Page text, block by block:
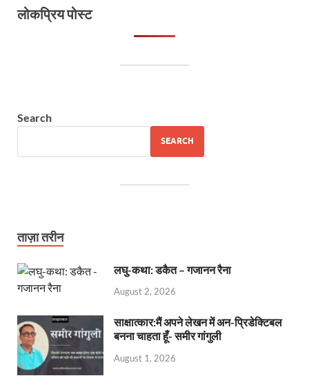
लोकप्रिय पोस्ट
Search
SEARCH
ताज़ा तरीन
लघु-कथा: डकैत – गजानन रैना
August 2, 2026
साक्षात्कार:मैं अपने लेखन में अन-प्रिडेक्टिबल
बनना चाहता हूँ- समीर गांगुली
August 1, 2026